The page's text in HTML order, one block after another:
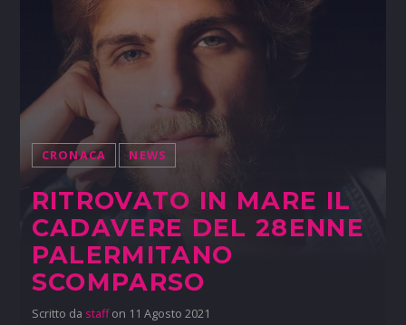
CRONACA NEWS
RITROVATO IN MARE IL
CADAVERE DEL 28ENNE
PALERMITANO
SCOMPARSO
Scritto da staffon 11 Agosto 2021